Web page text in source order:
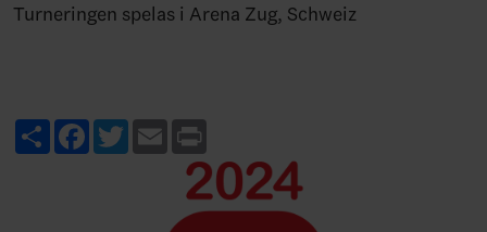
Turneringen spelas i Arena Zug, Schweiz
ShareFacebook
TwitterEmail